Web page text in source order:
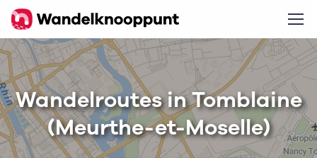
Wandelroutes in Tomblaine
(Meurthe-et-Moselle)